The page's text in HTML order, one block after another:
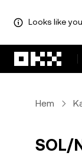
Looks like
Hem
SOL/